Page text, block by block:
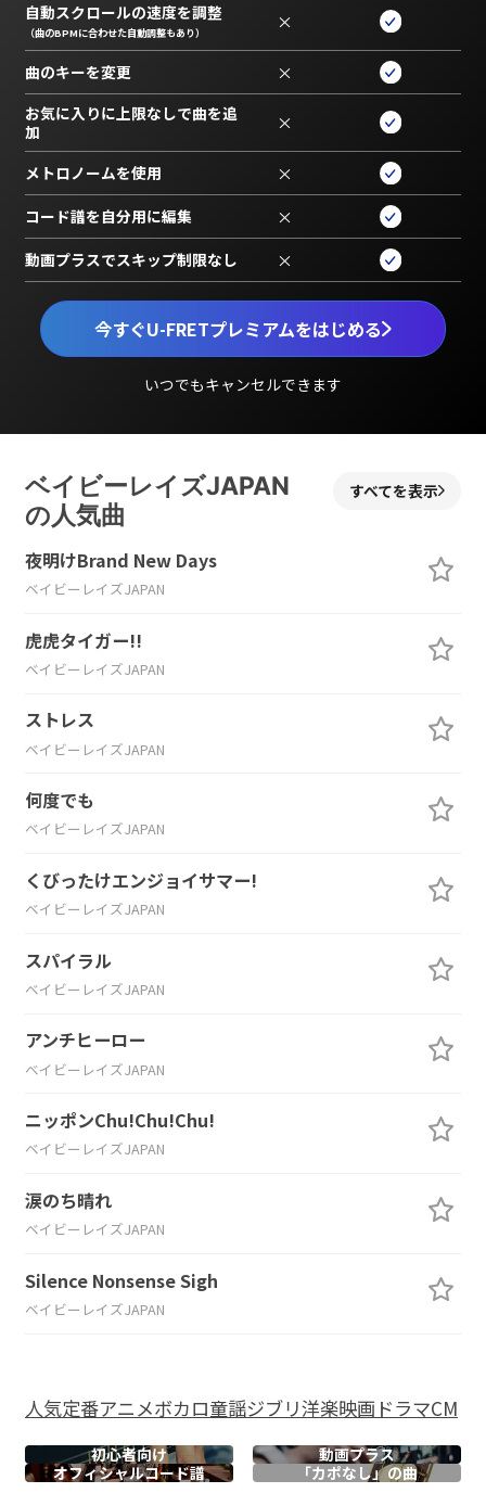
今すぐU-FRETプレミアムをはじめる
いつでもキャンセルできます
自動スクロールの速度を調整
（曲のBPMに合わせた自動調整もあり） ×
曲のキーを変更 ×
お気に入りに上限なしで曲を追
加
×
メトロノームを使用 ×
コード譜を自分用に編集 ×
動画プラスでスキップ制限なし ×
ベイビーレイズJAPAN
の人気曲
すべてを表示
夜明けBrand New Days
ベイビーレイズJAPAN
虎虎タイガー!!
ベイビーレイズJAPAN
ストレス
ベイビーレイズJAPAN
何度でも
ベイビーレイズJAPAN
くびったけエンジョイサマー!
ベイビーレイズJAPAN
スパイラル
ベイビーレイズJAPAN
アンチヒーロー
ベイビーレイズJAPAN
ニッポンChu!Chu!Chu!
ベイビーレイズJAPAN
涙のち晴れ
ベイビーレイズJAPAN
Silence Nonsense Sigh
ベイビーレイズJAPAN
人気定番アニメボカロ童謡ジブリ洋楽映画ドラマCM
初心者向け
動画プラス
オフィシャルコード譜 「カポなし」の曲